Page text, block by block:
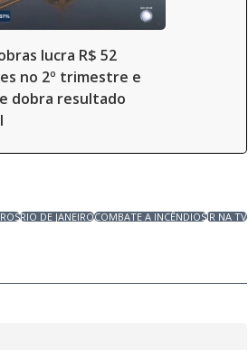
lucra R$ 52
no 2º trimestre e
dobra resultado
RIO DE JANEIROCOMBATE A INCÊNDIOSJR NA TV